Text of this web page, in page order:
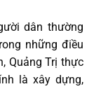
dân thường
những điều
Quảng Trị thực
là xây dựng,